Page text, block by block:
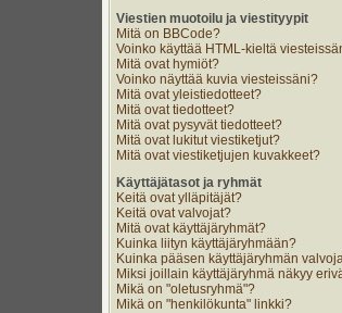
Viestien muotoilu ja viestityypit
Mitä on BBCode?
Voinko käyttää HTML-kieltä
Mitä ovat hymiöt?
Voinko näyttää kuvia viesteissäni?
Mitä ovat yleistiedotteet?
Mitä ovat tiedotteet?
Mitä ovat pysyvät tiedotteet?
Mitä ovat lukitut viestiketjut?
Mitä ovat viestiketjujen kuvakkeet?
Käyttäjätasot ja ryhmät
Keitä ovat ylläpitäjät?
Keitä ovat valvojat?
Mitä ovat käyttäjäryhmät?
Kuinka liityn käyttäjäryhmään?
Kuinka pääsen käyttäjäryhmän
Miksi joillain käyttäjäryhmä näkyy
Mikä on "oletusryhmä"?
Mikä on "henkilökunta" linkki?